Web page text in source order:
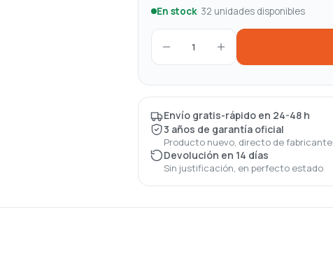
En stock· 32 unidades disponibles
1
Envío gratis-rápido en 24-48 h
3 años de garantía oficial
Producto nuevo, directo de fabricante
Devolución en 14 días
Sin justificación, en perfecto estado